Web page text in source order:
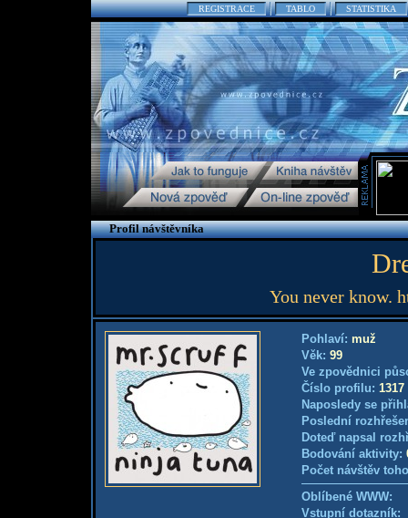
REGISTRACE TABLO STATISTIKA
Profil návštěvníka
You never know.
Pohlaví: muž
Věk: 99
Ve zpovědnici
Číslo profilu: 1317
Naposledy se
Poslední
Doteď napsal
Bodování aktivity:
Počet návštěv
Oblíbené WWW:
Vstupní